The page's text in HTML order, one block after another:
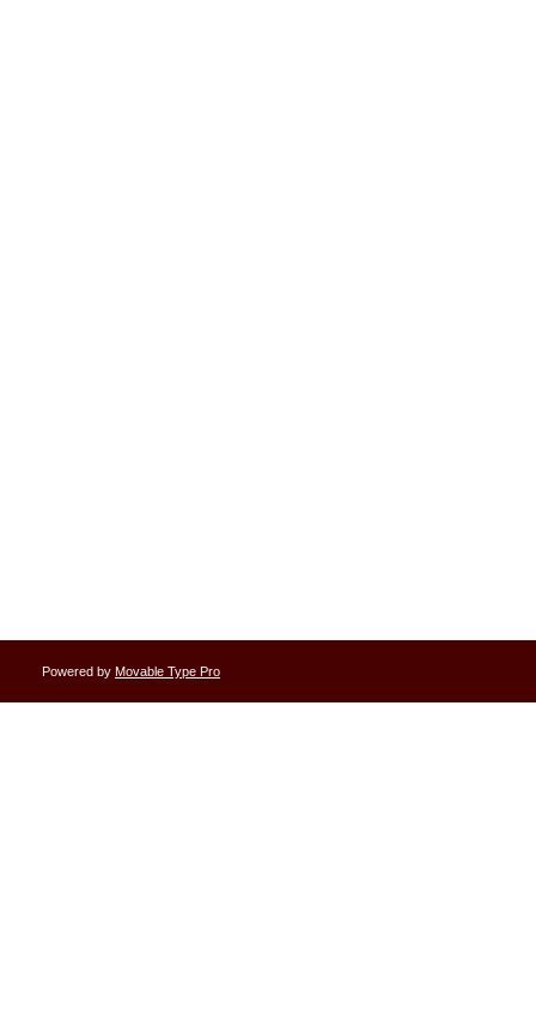
Powered by Movable Type Pro